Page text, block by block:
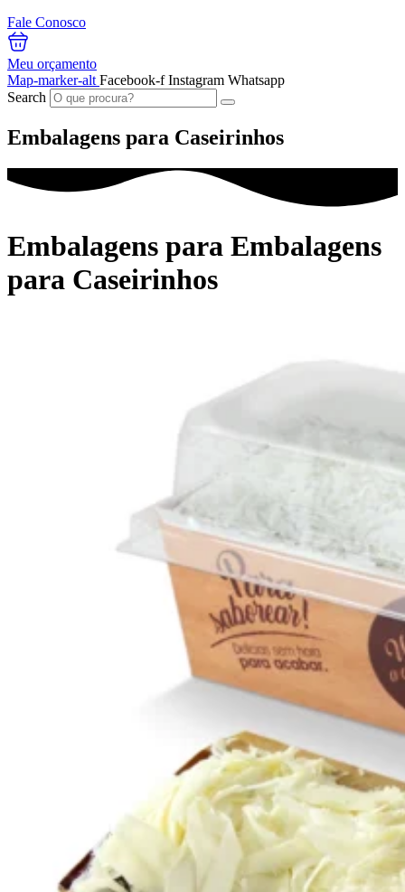
Fale Conosco
Meu orçamento
Map-marker-alt Facebook-f Instagram Whatsapp
Search
Embalagens para Caseirinhos
Embalagens para Embalagens
para Caseirinhos